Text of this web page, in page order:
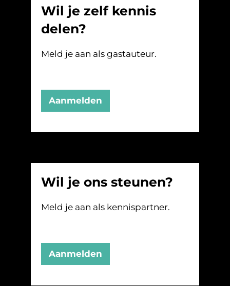
Wil je zelf kennis
delen?
Meld je aan als gastauteur.
Aanmelden
Wil je ons steunen?
Meld je aan als kennispartner.
Aanmelden